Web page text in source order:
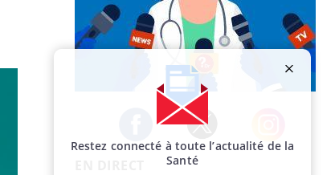
Facebook Twitter Instagram
Restez connecté à toute l’actualité de la
Santé